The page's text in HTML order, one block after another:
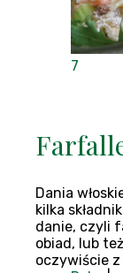
7
Dania
kilka
danie, czyli
obiad, lub
oczywiście z